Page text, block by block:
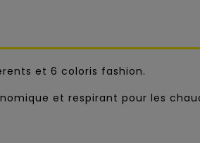
et 6 coloris fashion.
et respirant pour les